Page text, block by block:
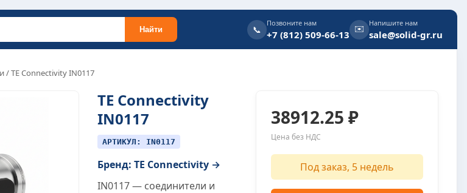
Найти 📞
Позвоните нам
+7 (812) 509-66-13
✉️ Напишите нам
sale@solid-gr.ru
/ TE Connectivity IN0117
TE Connectivity
IN0117
АРТИКУЛ: IN0117
Бренд: TE Connectivity →
IN0117 — соединители и
38912.25 ₽
Цена без НДС
Под заказ, 5 недель